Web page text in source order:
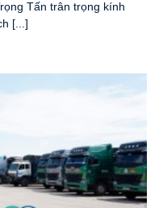
Tấn trân trọng kính
[...]